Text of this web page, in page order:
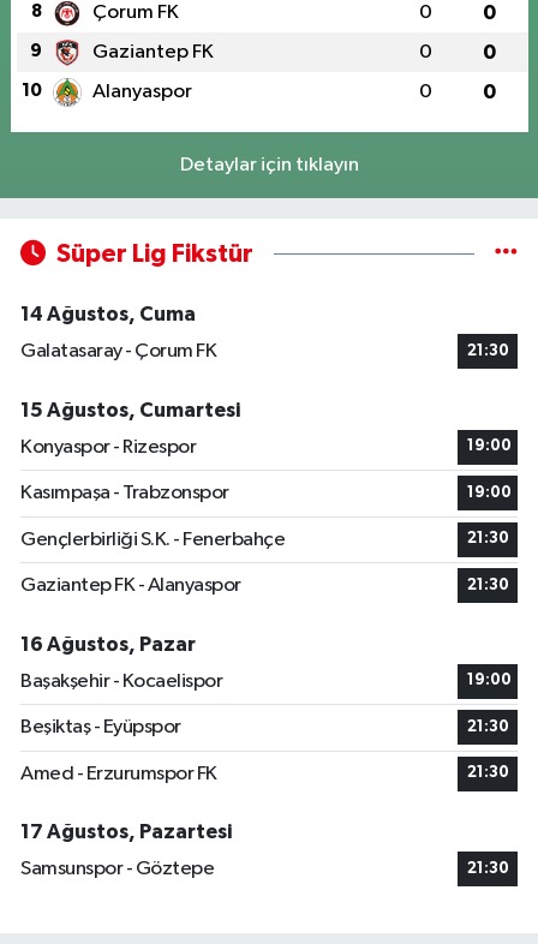
8 Çorum FK 0 0
9 Gaziantep FK 0 0
10 Alanyaspor 0 0
Detaylar için tıklayın
Süper Lig Fikstür
14 Ağustos, Cuma
Galatasaray - Çorum FK
21:30
15 Ağustos, Cumartesi
Konyaspor - Rizespor
19:00
Kasımpaşa - Trabzonspor 19:00
Gençlerbirliği S.K. - Fenerbahçe 21:30
Gaziantep FK - Alanyaspor 21:30
16 Ağustos, Pazar
Başakşehir - Kocaelispor
19:00
Beşiktaş - Eyüpspor 21:30
Amed - Erzurumspor FK 21:30
17 Ağustos, Pazartesi
Samsunspor - Göztepe
21:30